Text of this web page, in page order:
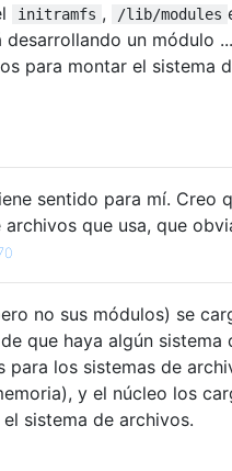
initramfs , /lib/modules
un módulo
para montar el sistema
sentido para mí. Creo
archivos que usa, que
no sus módulos) se
que haya algún
para los sistemas de
y el núcleo los
sistema de archivos.